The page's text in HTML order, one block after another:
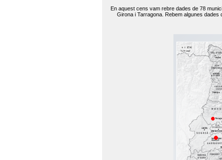
En aquest cens vam rebre dades de 78
Girona i Tarragona. Rebem algunes